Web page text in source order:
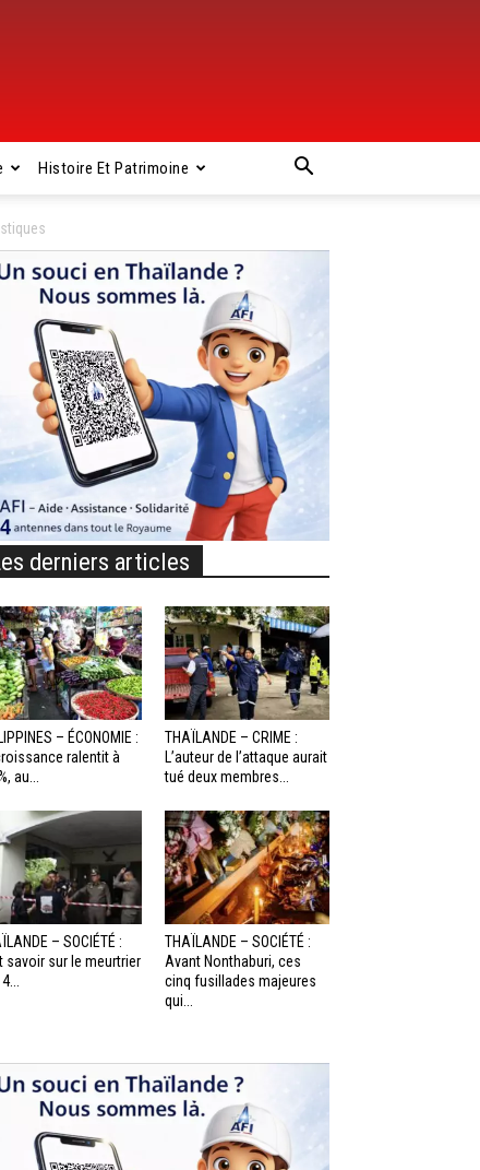
Histoire Et Patrimoine
derniers articles
– ÉCONOMIE :
ralentit à
au...
THAÏLANDE – CRIME :
L’auteur de l’attaque aurait
tué deux membres...
– SOCIÉTÉ :
savoir sur le meurtrier
THAÏLANDE – SOCIÉTÉ :
Avant Nonthaburi, ces
cinq fusillades majeures
qui...